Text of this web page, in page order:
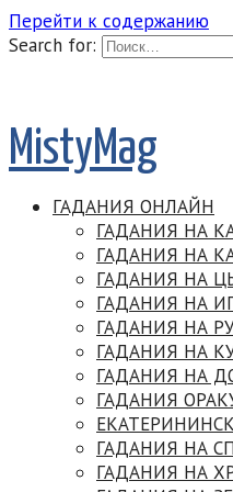
Перейти к содержанию
Search for:
MistyMag
ГАДАНИЯ ОНЛАЙН
ГАДАНИЯ НА
ГАДАНИЯ НА
ГАДАНИЯ НА
ГАДАНИЯ НА
ГАДАНИЯ НА
ГАДАНИЯ НА
ГАДАНИЯ НА
ГАДАНИЯ
ГАДАНИЯ НА
ГАДАНИЯ НА